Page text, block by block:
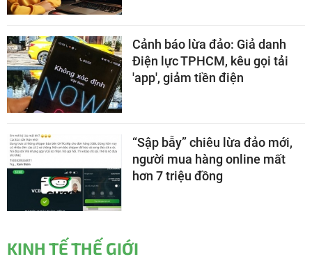
Cảnh báo lừa đảo: Giả danh
Điện lực TPHCM, kêu gọi tải
'app', giảm tiền điện
“Sập bẫy” chiêu lừa đảo mới,
người mua hàng online mất
hơn 7 triệu đồng
KINH TẾ THẾ GIỚI